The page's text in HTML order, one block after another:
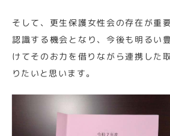
そして、更生保護女性会の存在が重
認識する機会となり、今後も明るい
けてそのお力を借りながら連携した
りたいと思います。